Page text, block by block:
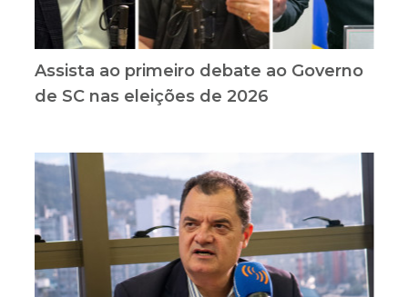
Assista ao primeiro debate ao Governo
de SC nas eleições de 2026